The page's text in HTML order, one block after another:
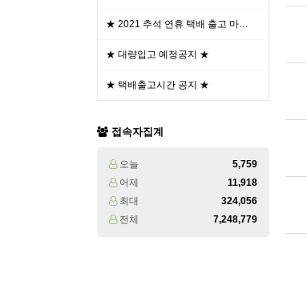
★ 2021 추석 연휴 택배 출고 마…
★ 대량입고 예정공지 ★
★ 택배출고시간 공지 ★
접속자집계
오늘
5,759
어제
11,918
최대
324,056
전체
7,248,779